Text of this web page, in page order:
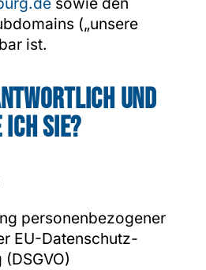
(„unsere
ist.
und
Sie?
personenbezogener
EU-Datenschutz-